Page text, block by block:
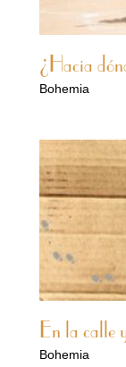
¿Hacia
Bohemia
En la
Bohemia